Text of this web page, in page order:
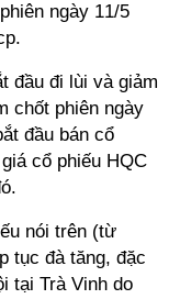
ngày 11/5
đầu đi lùi và giảm
chốt phiên ngày
đầu bán cổ
cổ phiếu HQC
nói trên (từ
tục đà tăng, đặc
tại Trà Vinh do